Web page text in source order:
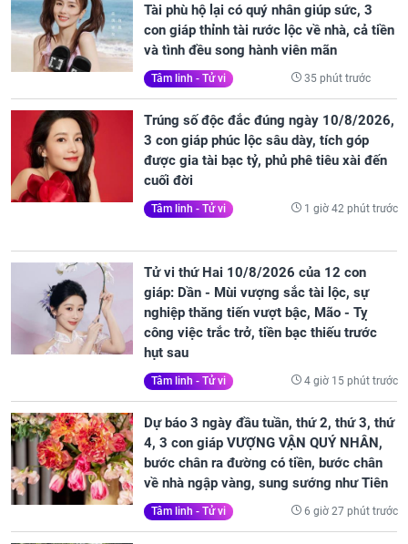
Tài phù hộ lại có quý nhân giúp sức, 3
con giáp thỉnh tài rước lộc về nhà, cả tiền
và tình đều song hành viên mãn
Tâm linh - Tử vi 35 phút trước
Trúng số độc đắc đúng ngày 10/8/2026,
3 con giáp phúc lộc sâu dày, tích góp
được gia tài bạc tỷ, phủ phê tiêu xài đến
cuối đời
Tâm linh - Tử vi 1 giờ 42 phút trước
Tử vi thứ Hai 10/8/2026 của 12 con
giáp: Dần - Mùi vượng sắc tài lộc, sự
nghiệp thăng tiến vượt bậc, Mão - Tỵ
công việc trắc trở, tiền bạc thiếu trước
hụt sau
Tâm linh - Tử vi 4 giờ 15 phút trước
Dự báo 3 ngày đầu tuần, thứ 2, thứ 3, thứ
4, 3 con giáp VƯỢNG VẬN QUÝ NHÂN,
bước chân ra đường có tiền, bước chân
về nhà ngập vàng, sung sướng như Tiên
Tâm linh - Tử vi 6 giờ 27 phút trước